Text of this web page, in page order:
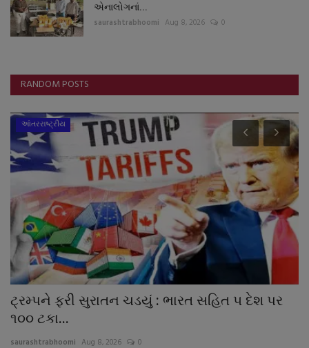
એનાલોગનાં...
saurashtrabhoomi Aug 8, 2026 0
RANDOM POSTS
આંતરરાષ્ટ્રીય
ટ્રમ્પને ફરી સુરાતન ચડયું : ભારત સહિત ૫ દેશ પર
૧૦૦ ટકા...
saurashtrabhoomi Aug 8, 2026 0